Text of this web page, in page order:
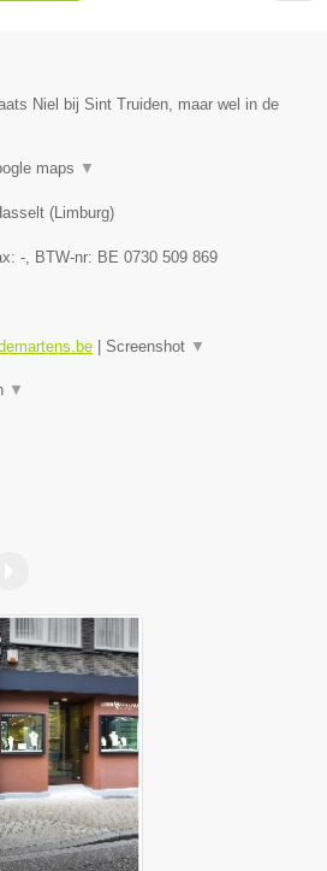
Niel bij Sint Truiden, maar wel in de
maps ▼
(Limburg)
-, BTW-nr: BE 0730 509 869
Screenshot ▼
▼